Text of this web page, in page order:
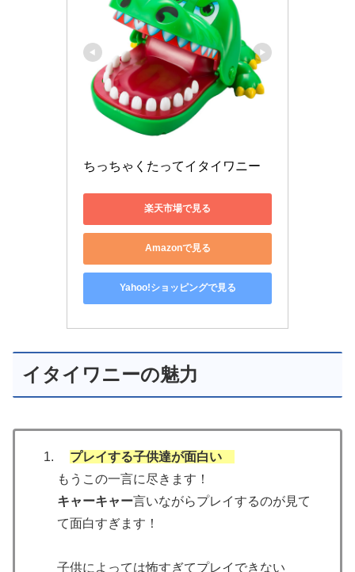
ちっちゃくたってイタイワニー
楽天市場で見る
Amazonで見る
Yahoo!ショッピングで見る
イタイワニーの魅力
プレイする子供達が面白い
もうこの一言に尽きます！
キャーキャー言いながらプレイするのが見て
て面白すぎます！
子供によっては怖すぎてプレイできない